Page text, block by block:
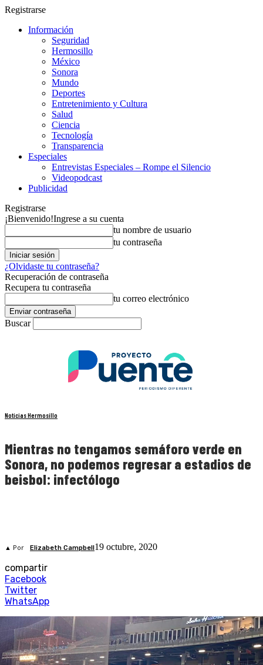
Registrarse
Información
Seguridad
Hermosillo
México
Sonora
Mundo
Deportes
Entretenimiento y Cultura
Salud
Ciencia
Tecnología
Transparencia
Especiales
Entrevistas Especiales – Rompe el Silencio
Videopodcast
Publicidad
Registrarse
¡Bienvenido!Ingrese a su cuenta
tu nombre de usuario
tu contraseña
¿Olvidaste tu contraseña?
Recuperación de contraseña
Recupera tu contraseña
tu correo electrónico
Buscar
Noticias Hermosillo
Mientras no tengamos semáforo verde en
Sonora, no podemos regresar a estadios de
beisbol: infectólogo
▲ Por Elizabeth Campbell19 octubre, 2020
compartir
Facebook
Twitter
WhatsApp